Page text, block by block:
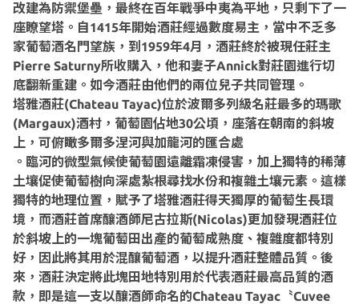
改建為防禦堡壘，最終在百年戰爭中夷為平地，只剩下了一
座瞭望塔。自1415年開始酒莊經過數度易主，當中不乏多
家葡萄酒名門望族，到1959年4月，酒莊終於被現任莊主
Pierre Saturny所收購入，他和妻子Annick對莊園進行切
底翻新重建。如今酒莊由他們的兩位兒子共同管理。
塔雅酒莊(Chateau Tayac)位於波爾多列級名莊最多的瑪歌
(Margaux)酒村，葡萄園佔地30公頃，座落在朝南的斜坡
上，可俯瞰多爾多涅河與加龍河的匯合處
。臨河的微型氣候使葡萄園遠離霜凍侵害，加上獨特的稀薄
土壤促使葡萄樹向深處紮根尋找水份和複雜土壤元素。這樣
獨特的地理位置，賦予了塔雅酒莊得天獨厚的葡萄生長環
境，而酒莊首席釀酒師尼古拉斯(Nicolas)更加發現酒莊位
於斜坡上的一塊葡萄田出產的葡萄成熟度、複雜度都特別
好，因此將其用於混釀葡萄酒，以提升酒莊整體品質。後
來，酒莊決定將此塊田地特別用於代表酒莊最高品質的酒
款，即是這一支以釀酒師命名的Chateau Tayac〝Cuvee